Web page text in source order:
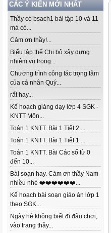
CÁC Ý KIẾN MỚI NHẤT
Thầy có bsach1 bài tập 10 và 11
mà có...
Cảm ơn thầy!...
Biểu tập thể Chi bộ xây dựng
nhiệm vụ trọng...
Chương trình công tác trọng tâm
của cá nhân Quý...
rất hay...
Kế hoạch giảng dạy lớp 4 SGK -
KNTT Môn...
Toán 1 KNTT. Bài 1 Tiết 2....
Toán 1 KNTT. Bài 1 Tiết 1....
Toán 1 KNTT. Bài Các số từ 0
đến 10...
Bài soạn hay. Cảm ơn thầy Nam
nhiều nhé ❤️❤️❤️❤️❤️❤️...
Kế hoạch bài soạn giáo án lớp 1
theo SGK...
Ngày hè không biết đi đâu chơi,
vào trang thầy...